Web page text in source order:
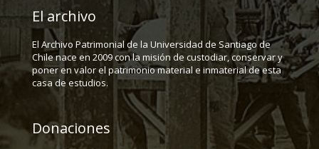
El archivo
El Archivo Patrimonial de la Universidad de Santiago de
Chile nace en 2009 con la misión de custodiar, conservar y
poner en valor el patrimonio material e inmaterial de esta
casa de estudios.
Donaciones